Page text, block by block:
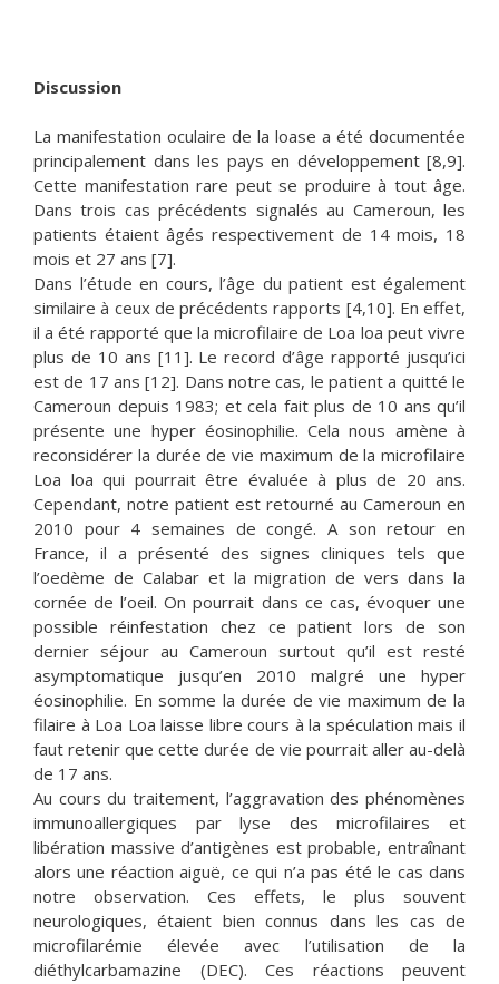
Discussion
La manifestation oculaire de la loase a été documentée
principalement dans les pays en développement [8,9].
Cette manifestation rare peut se produire à tout âge.
Dans trois cas précédents signalés au Cameroun, les
patients étaient âgés respectivement de 14 mois, 18
mois et 27 ans [7].
Dans l’étude en cours, l’âge du patient est également
similaire à ceux de précédents rapports [4,10]. En effet,
il a été rapporté que la microfilaire de Loa loa peut vivre
plus de 10 ans [11]. Le record d’âge rapporté jusqu’ici
est de 17 ans [12]. Dans notre cas, le patient a quitté le
Cameroun depuis 1983; et cela fait plus de 10 ans qu’il
présente une hyper éosinophilie. Cela nous amène à
reconsidérer la durée de vie maximum de la microfilaire
Loa loa qui pourrait être évaluée à plus de 20 ans.
Cependant, notre patient est retourné au Cameroun en
2010 pour 4 semaines de congé. A son retour en
France, il a présenté des signes cliniques tels que
l’oedème de Calabar et la migration de vers dans la
cornée de l’oeil. On pourrait dans ce cas, évoquer une
possible réinfestation chez ce patient lors de son
dernier séjour au Cameroun surtout qu’il est resté
asymptomatique jusqu’en 2010 malgré une hyper
éosinophilie. En somme la durée de vie maximum de la
filaire à Loa Loa laisse libre cours à la spéculation mais il
faut retenir que cette durée de vie pourrait aller au-delà
de 17 ans.
Au cours du traitement, l’aggravation des phénomènes
immunoallergiques par lyse des microfilaires et
libération massive d’antigènes est probable, entraînant
alors une réaction aiguë, ce qui n’a pas été le cas dans
notre observation. Ces effets, le plus souvent
neurologiques, étaient bien connus dans les cas de
microfilarémie élevée avec l’utilisation de la
diéthylcarbamazine (DEC). Ces réactions peuvent